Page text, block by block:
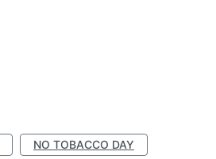
NO TOBACCO DAY